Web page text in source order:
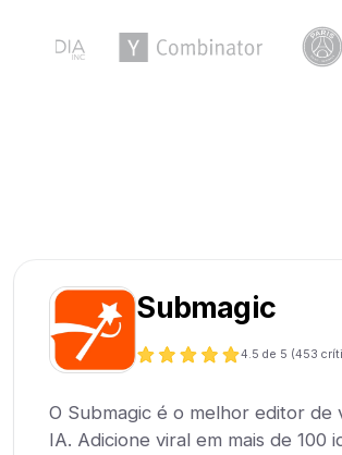
Submagic
4.5 de 5 (453
O Submagic é o melhor editor de
IA. Adicione viral em mais de 100